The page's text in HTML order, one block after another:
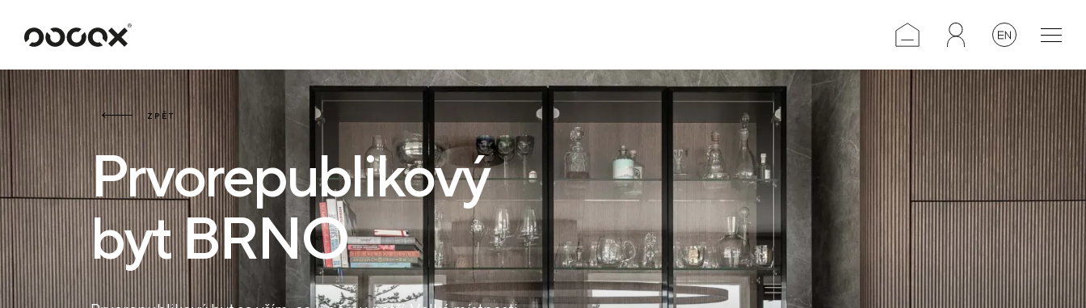
U
ČTI JAKO
ZPĚT
Prvorepublikový
byt BRNO